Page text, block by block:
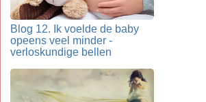
Blog 12. Ik voelde de baby
opeens veel minder -
verloskundige bellen